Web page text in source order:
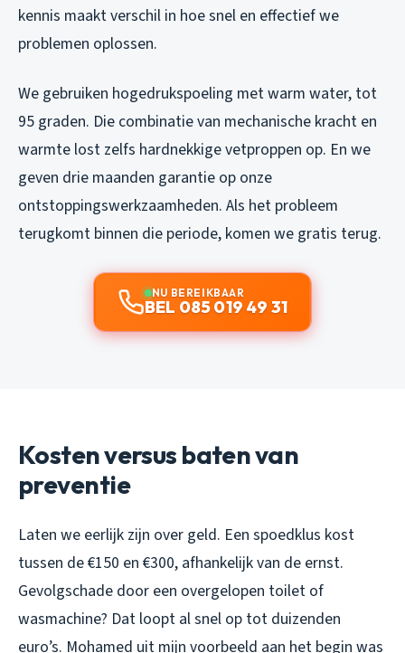
kennis maakt verschil in hoe snel en effectief we
problemen oplossen.
We gebruiken hogedrukspoeling met warm water, tot
95 graden. Die combinatie van mechanische kracht en
warmte lost zelfs hardnekkige vetproppen op. En we
geven drie maanden garantie op onze
ontstoppingswerkzaamheden. Als het probleem
terugkomt binnen die periode, komen we gratis terug.
NU BEREIKBAAR
BEL 085 019 49 31
Kosten versus baten van
preventie
Laten we eerlijk zijn over geld. Een spoedklus kost
tussen de €150 en €300, afhankelijk van de ernst.
Gevolgschade door een overgelopen toilet of
wasmachine? Dat loopt al snel op tot duizenden
euro’s. Mohamed uit mijn voorbeeld aan het begin was